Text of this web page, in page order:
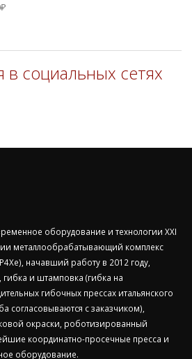
в социальных сетях
оборудование и технологии ХХI
металлообрабатывающий комплекс
начавший работу в 2012 году,
гибка и штамповка (гибка на
гибочных прессах итальянского
согласовываются с заказчиком),
окраски, роботизированный
координатно-просечные пресса и
оборудование.